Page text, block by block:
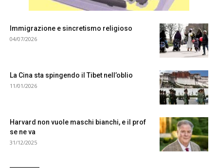
Immigrazione e sincretismo religioso
04/07/2026
La Cina sta spingendo il Tibet nell’oblio
11/01/2026
Harvard non vuole maschi bianchi, e il prof
se ne va
31/12/2025